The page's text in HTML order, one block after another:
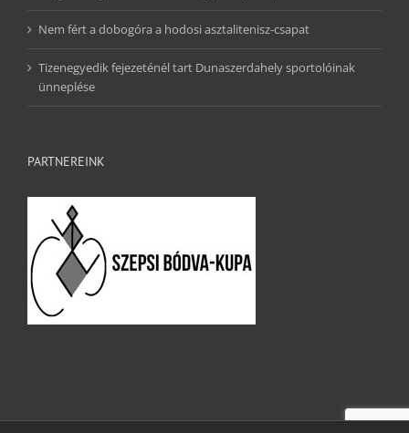
Nem fért a dobogóra a hodosi asztalitenisz-csapat
Tizenegyedik fejezeténél tart Dunaszerdahely sportolóinak
ünneplése
PARTNEREINK